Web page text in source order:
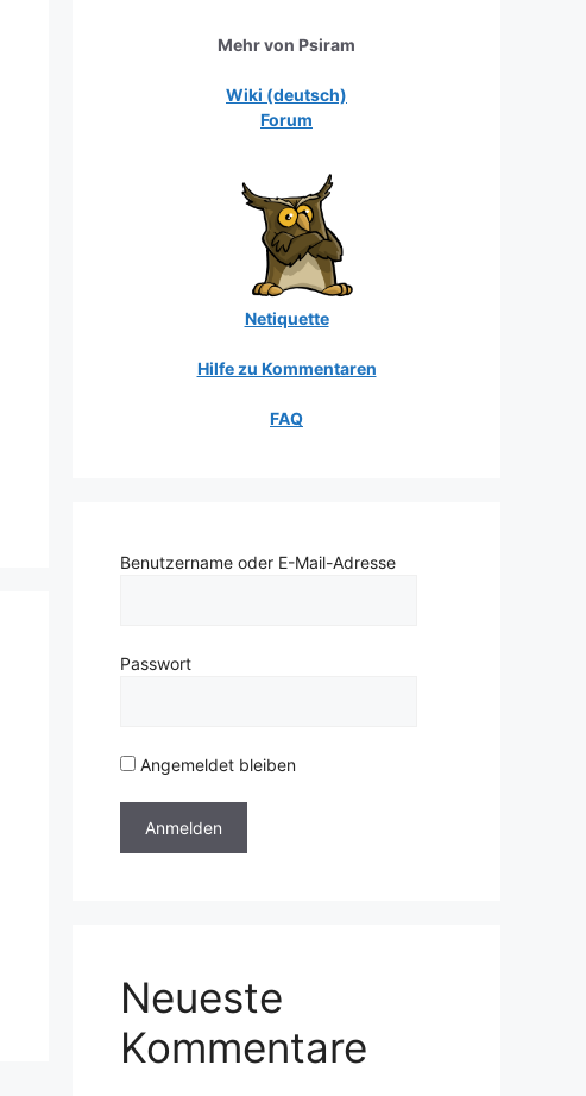
Mehr von Psiram
Wiki (deutsch)
Forum
Netiquette
Hilfe zu Kommentaren
FAQ
Benutzername oder E-Mail-Adresse
Passwort
Angemeldet bleiben
Neueste
Kommentare